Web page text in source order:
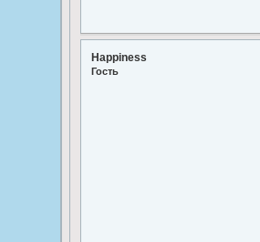
Happiness
Гость